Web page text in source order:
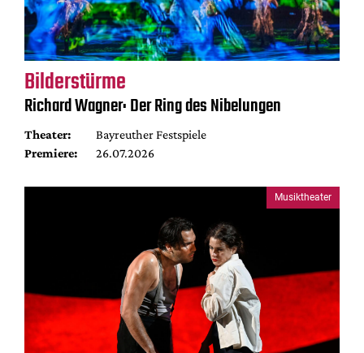
Bilderstürme
Richard Wagner: Der Ring des Nibelungen
Theater:
Bayreuther Festspiele
Premiere:
26.07.2026
Musiktheater